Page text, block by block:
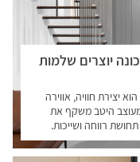
יוצרים שלמות
יצירת חוויה, אווירה
מעוצב היטב משקף את
רווחה ושייכות.